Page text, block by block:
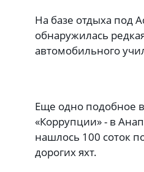
На базе отдыха под
обнаружилась
автомобильного
Еще одно подобное
«Коррупции» - в
нашлось 100 соток
дорогих яхт.